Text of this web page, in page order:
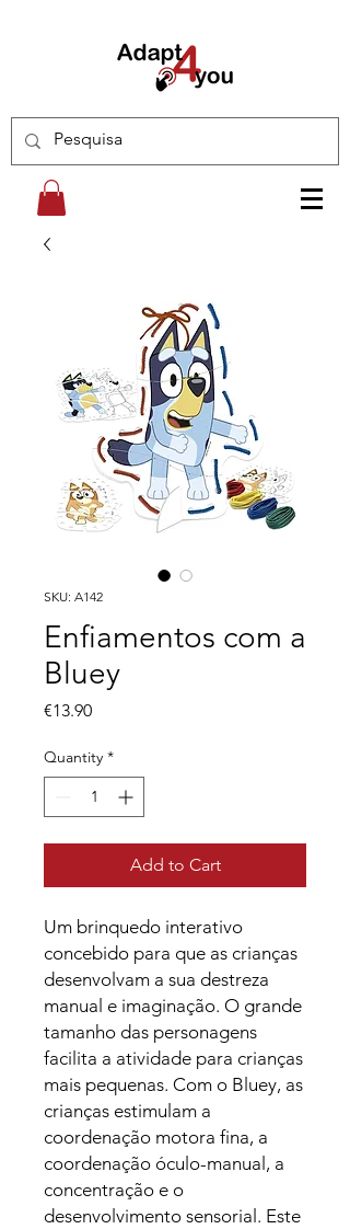
SKU: A142
Enfiamentos com a
Bluey
€13.90Price
Quantity *
Add to Cart
Um brinquedo interativo
concebido para que as crianças
desenvolvam a sua destreza
manual e imaginação. O grande
tamanho das personagens
facilita a atividade para crianças
mais pequenas. Com o Bluey, as
crianças estimulam a
coordenação motora fina, a
coordenação óculo-manual, a
concentração e o
desenvolvimento sensorial. Este